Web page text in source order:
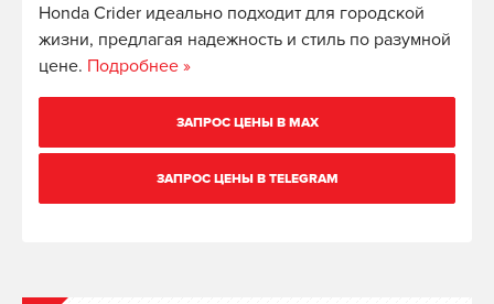
Honda Crider идеально подходит для городской
жизни, предлагая надежность и стиль по разумной
цене. Подробнее »
ЗАПРОС ЦЕНЫ В MAX
ЗАПРОС ЦЕНЫ В TELEGRAM